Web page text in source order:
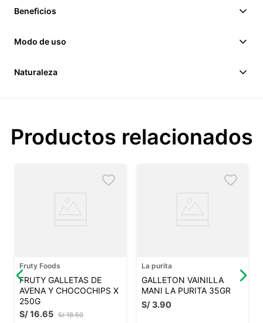
Beneficios
Modo de uso
Naturaleza
Productos relacionados
Fruty Foods
FRUTY GALLETAS DE
AVENA Y CHOCOCHIPS X
250G
S/ 18.50
S/16.65
La purita
GALLETON VAINILLA
MANI LA PURITA 35GR
S/3.90